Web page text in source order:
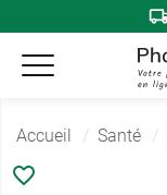
Accueil Santé